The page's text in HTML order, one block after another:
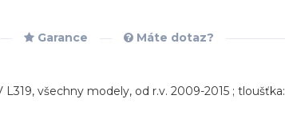
Garance Máte dotaz?
všechny modely, od r.v. 2009-2015 ;